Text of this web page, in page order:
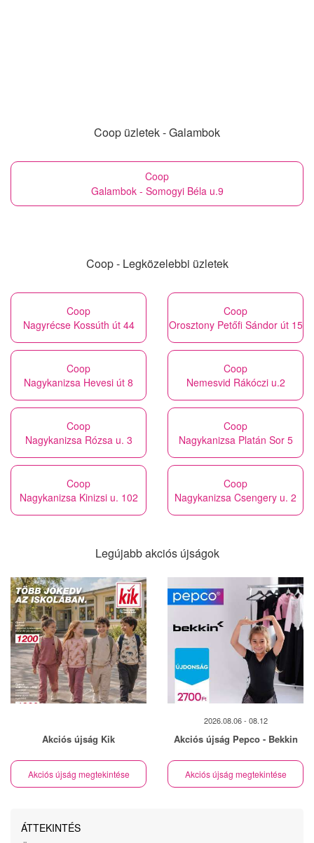
Coop üzletek - Galambok
Coop
Galambok - Somogyi Béla u.9
Coop - Legközelebbi üzletek
Coop
Nagyrécse Kossúth út 44
Coop
Orosztony Petőfi Sándor út 15
Coop
Nagykanizsa Hevesi út 8
Coop
Nemesvid Rákóczi u.2
Coop
Nagykanizsa Rózsa u. 3
Coop
Nagykanizsa Platán Sor 5
Coop
Nagykanizsa Kinizsi u. 102
Coop
Nagykanizsa Csengery u. 2
Legújabb akciós újságok
Akciós újság Kik
Akciós újság megtekintése
2026.08.06 - 08.12
Akciós újság Pepco - Bekkin
Akciós újság megtekintése
ÁTTEKINTÉS